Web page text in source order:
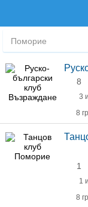
Поморие
8
3
8
1
1
8